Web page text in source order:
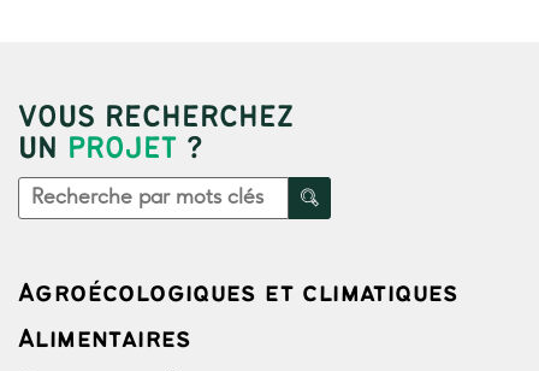
VOUS RECHERCHEZ
UN PROJET ?
Agroécologiques et climatiques
Alimentaires